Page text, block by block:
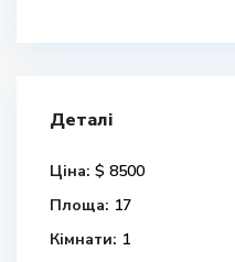
Деталі
Ціна: $ 8500
Площа: 17
Кімнати: 1